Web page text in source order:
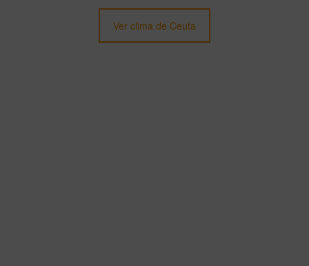
Ver clima de Ceuta